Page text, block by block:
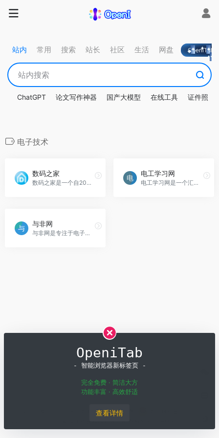
站内 常用 搜索 站长 社区 生活 网盘 OpeniTab
ChatGPT 论文写作神器 国产大模型 在线工具 证件照
电子技术
数码之家
数码之家是一个自2006年创建的专业数字产品与电子技术交流平台，汇聚了DIY玩家、技术宅和汽车改装爱好者，致力于打造良好的交流氛围。
电工学习网
电工学习网是一个汇聚电工和电子技术知识、交流技能和普及用电常识的平台。
与非网
与非网是专注于电子及半导体产业的门户网站，提供市场动态、前沿技术资讯及定制化服务，助力厂商信息发布和电子工程师获取产业信息。
粤ICP备19001258号
OpeniTab
- 智能浏览器新标签页 -
完全免费 · 简洁大方
功能丰富 · 高效舒适
查看详情